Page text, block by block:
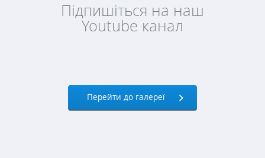
Підпишіться на наш
Youtube канал
Перейти до галереї